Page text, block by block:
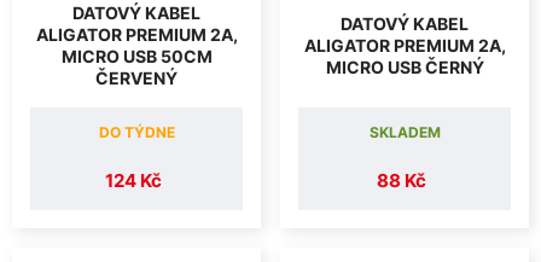
DATOVÝ KABEL
ALIGATOR PREMIUM 2A,
MICRO USB 50CM
ČERVENÝ
124 Kč
DO TÝDNE
DATOVÝ KABEL
ALIGATOR PREMIUM 2A,
MICRO USB ČERNÝ
88 Kč
SKLADEM